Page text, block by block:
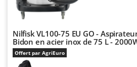
Nilfisk VL100-75 EU GO -
Bidon en acier inox de 75 L -
Offert par AgriEuro